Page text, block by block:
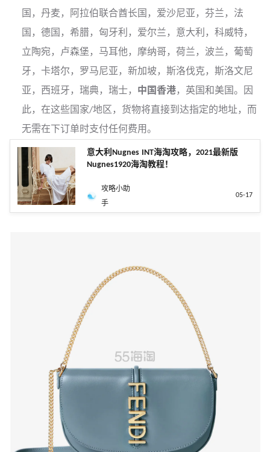
国，丹麦，阿拉伯联合酋长国，爱沙尼亚，芬兰，法
国，德国，希腊，匈牙利，爱尔兰，意大利，科威特，
立陶宛，卢森堡，马耳他，摩纳哥，荷兰，波兰，葡萄
牙，卡塔尔，罗马尼亚，新加坡，斯洛伐克，斯洛文尼
亚，西班牙，瑞典，瑞士， 中国香港，英国和美国。因
此，在这些国家/地区，货物将直接到达指定的地址，而
无需在下订单时支付任何费用。
意大利Nugnes INT海淘攻略，2021最新版
Nugnes1920海淘教程！
攻略小助
手
05-17